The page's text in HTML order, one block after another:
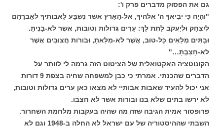
גם את הפסוק מדברים פרק ו':
"וְהָיָה כִּי יְבִיאֲךָ ה' אֱלֹהֶיךָ, אֶל-הָאָרֶץ אֲשֶׁר נִשְׁבַּע לַאֲבֹותֶיךָ לְאַבְרָהָם
לְיִצְחָק וּלְיַעֲקֹב לָתֶת לָךְ: עָרִים גְּדֹולֹות וְטֹובֹות, אֲשֶׁר לֹא-בָנִיתָ.
וּבָתִּים מְלֵאִים כָּל-טוּב, אֲשֶׁר לֹא-מִלֵּאתָ, וּבֹורֹות חֲצוּבִים אֲשֶׁר
לֹא-חָצַבְתָּ…"
הקונוטציה האקטואלית של הציטוט הזה גרמה לי לוותר על
הדברים שהכנתי. אמרתי כי כבן למשפחה שחיה בצפת 9 דורות
אני יכול להעיד שאבות אבותיי לא מצאו כאן ערים גדולות וטובות,
לא ירשו בתים שלא בנו ובורות אשר לא חצבו.
פרופסור אמית הגיבה שזה מה שהיה בעקבות מלחמת השחרור.
השבתי שההיסטוריה של עם ישראל לא החלה ב-1948 וגם לא